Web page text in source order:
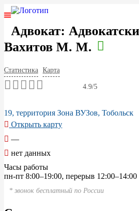
Адвокат:
Вахитов М. М.
Статистика Карта
4.9/5
19, территория Зона ВУЗов, Тобольск
Открыть карту
—
нет данных
Часы работы
пн-пт 8:00–19:00, перерыв 12:00–14:00
* звонок бесплатный по России
ГЛАВНАЯ
СПЕЦИАЛИЗАЦИИ
ГРАЖДАНСКОЕ ПРАВО
УГОЛОВНОЕ ПРАВО
САНКТ-ПЕТЕРБУРГ